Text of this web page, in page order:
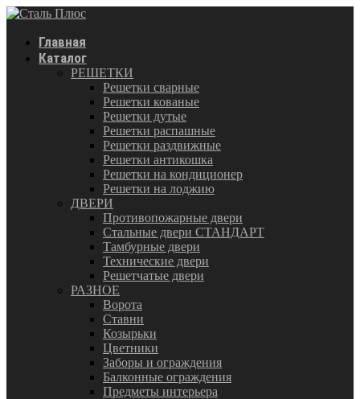
Главная
Каталог
РЕШЕТКИ
Решетки сварные
Решетки кованые
Решетки дутые
Решетки распашные
Решетки раздвижные
Решетки антикошка
Решетки на кондиционер
Решетки на лоджию
ДВЕРИ
Противопожарные двери
Стальные двери СТАНДАРТ
Тамбурные двери
Технические двери
Решетчатые двери
РАЗНОЕ
Ворота
Ставни
Козырьки
Цветники
Заборы и ограждения
Балконные ограждения
Предметы интерьера